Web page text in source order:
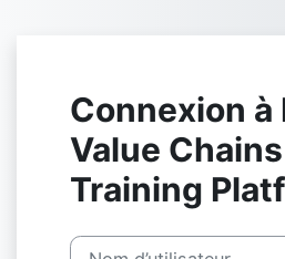
Connexion
Value
Training
Nom d’utilisateur